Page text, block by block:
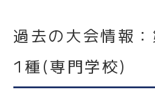
過去の大会情報：
1種(専門学校)